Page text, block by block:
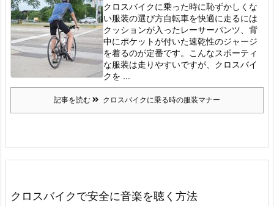
クロスバイクに乗った時に恥ずかしくな
い服装の選び方自転車を快適に走るには
クッションが入ったレーサーパンツ、背
中にポケットが付いた速乾性のジャージ
を着るのが定番です。
こんなスポーティ
な服装は走りやすいですが、クロスバイ
クを ...
記事を読む クロスバイクに乗る時の服装マナー
クロスバイクで安全に音楽を聴く方法